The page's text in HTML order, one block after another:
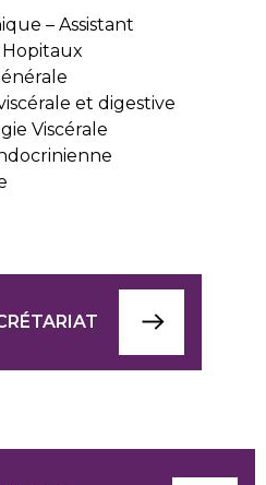
– Assistant
et digestive
Viscérale